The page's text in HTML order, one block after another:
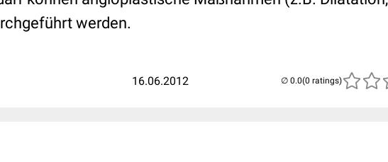
werden.
16.06.2012 (0 ratings)